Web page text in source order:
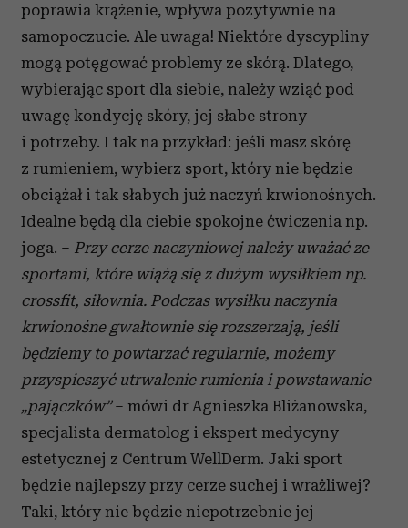
poprawia krążenie, wpływa pozytywnie na
samopoczucie. Ale uwaga! Niektóre dyscypliny
mogą potęgować problemy ze skórą. Dlatego,
wybierając sport dla siebie, należy wziąć pod
uwagę kondycję skóry, jej słabe strony
i potrzeby. I tak na przykład: jeśli masz skórę
z rumieniem, wybierz sport, który nie będzie
obciążał i tak słabych już naczyń krwionośnych.
Idealne będą dla ciebie spokojne ćwiczenia np.
joga. – Przy cerze naczyniowej należy uważać ze
sportami, które wiążą się z dużym wysiłkiem np.
crossfit, siłownia. Podczas wysiłku naczynia
krwionośne gwałtownie się rozszerzają, jeśli
będziemy to powtarzać regularnie, możemy
przyspieszyć utrwalenie rumienia i powstawanie
„pajączków”– mówi dr Agnieszka Bliżanowska,
specjalista dermatolog i ekspert medycyny
estetycznej z Centrum WellDerm. Jaki sport
będzie najlepszy przy cerze suchej i wrażliwej?
Taki, który nie będzie niepotrzebnie jej